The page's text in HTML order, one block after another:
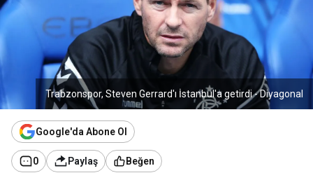
Trabzonspor, Steven Gerrard'ı İstanbul'a getirdi - Diyagonal
Google'da Abone Ol
0 Paylaş Beğen